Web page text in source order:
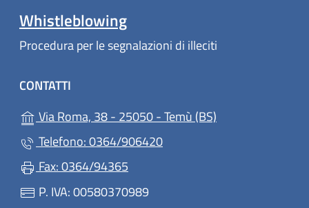
Whistleblowing
Procedura per le segnalazioni di illeciti
CONTATTI
Via Roma, 38 - 25050 - Temù (BS)
Telefono: 0364/906420
Fax: 0364/94365
P. IVA: 00580370989